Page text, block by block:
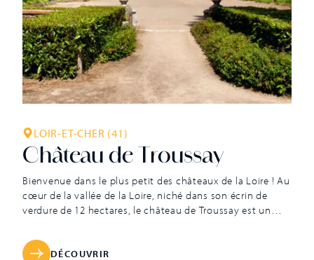
LOIR-ET-CHER (41)
Château de Troussay
Bienvenue dans le plus petit des châteaux de la Loire ! Au
cœur de la vallée de la Loire, niché dans son écrin de
verdure de 12 hectares, le château de Troussay est un
d’un siècle, Troussay est un résumé de l’architecture du
Val de Loire et […]
DÉCOUVRIR